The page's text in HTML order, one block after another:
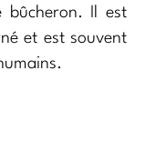
bûcheron. Il est
et est souvent